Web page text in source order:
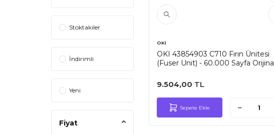
Stoktakiler
İndirimli
Yeni
Fiyat
OKI
OKI 43854903 C710 Fırın Ünitesi
(Fuser Unit) - 60.000 Sayfa Orijinal
9.504,00 TL
Sepete Ekle